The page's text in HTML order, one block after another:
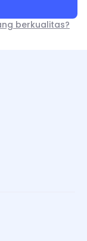
berkualitas?